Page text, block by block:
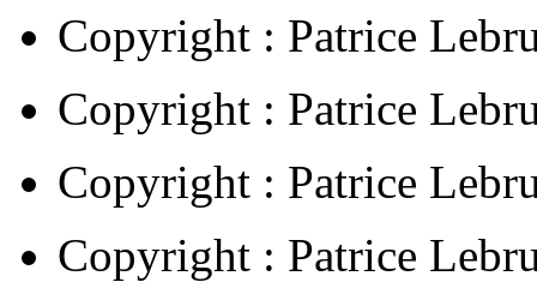
Copyright : Patrice
Copyright : Patrice
Copyright : Patrice
Copyright : Patrice